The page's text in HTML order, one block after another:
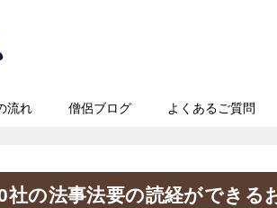
流れ 僧侶ブログ よくあるご質問
社の法事法要の読経ができる